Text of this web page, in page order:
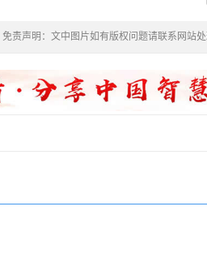
免责声明：文中图片如有版权问题请联系网站处